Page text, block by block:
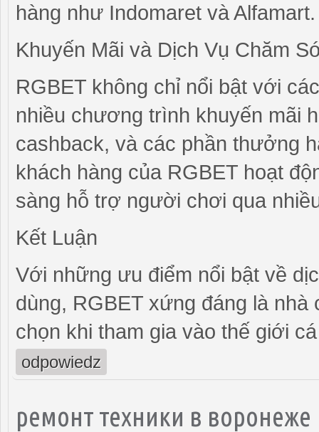
hàng như Indomaret và Alfamart.
Khuyến Mãi và Dịch Vụ Chăm
RGBET không chỉ nổi bật với
nhiều chương trình khuyến mãi
cashback, và các phần thưởng
khách hàng của RGBET hoạt
sàng hỗ trợ người chơi qua
Kết Luận
Với những ưu điểm nổi bật về
dùng, RGBET xứng đáng là
chọn khi tham gia vào thế giới
odpowiedz
ремонт техники в воронеже